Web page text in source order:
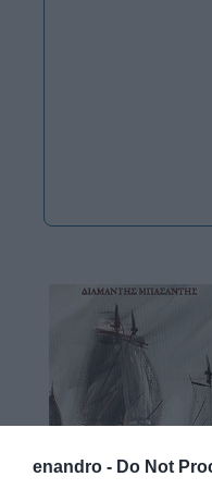
enandro - Do Not